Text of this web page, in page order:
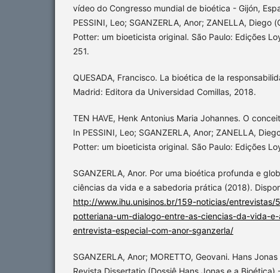
vídeo do Congresso mundial de bioética - Gijón,
PESSINI, Leo; SGANZERLA, Anor; ZANELLA, Diego
Potter: um bioeticista original. São Paulo: Edições
251.
QUESADA, Francisco. La bioética de la
Madrid: Editora da Universidad Comillas, 2018.
TEN HAVE, Henk Antonius Maria Johannes. O
In PESSINI, Leo; SGANZERLA, Anor; ZANELLA,
Potter: um bioeticista original. São Paulo: Edições
SGANZERLA, Anor. Por uma bioética profunda e
ciências da vida e a sabedoria prática (2018).
http://www.ihu.unisinos.br/159-noticias/
potteriana-um-dialogo-entre-as-ciencias-da-vida-
entrevista-especial-com-anor-sganzerla/
SGANZERLA, Anor; MORETTO, Geovani. Hans